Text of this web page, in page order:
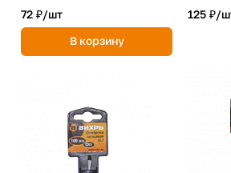
72 ₽/шт
В корзину
125 ₽/